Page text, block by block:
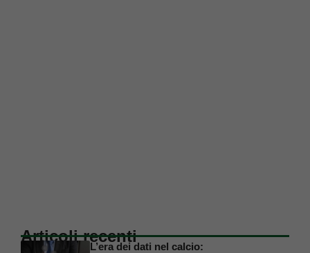
Articoli recenti
L’era dei dati nel calcio: